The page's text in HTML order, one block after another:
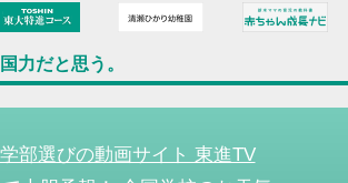
力だと思う。
部選びの動画サイト 東進TV